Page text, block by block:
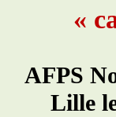
«
AFPS
Lille